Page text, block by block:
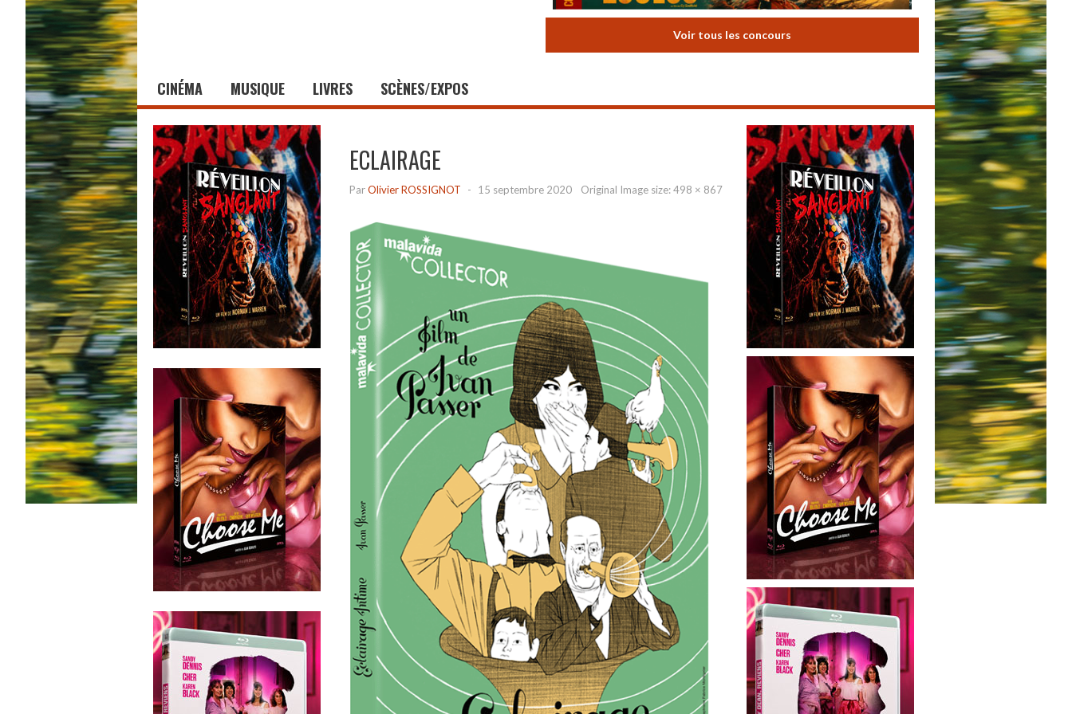
Voir tous les concours
CINÉMA MUSIQUE LIVRES SCÈNES/EXPOS
ECLAIRAGE
ParOlivier ROSSIGNOT - 15 septembre 2020 Original Image size:498 × 867